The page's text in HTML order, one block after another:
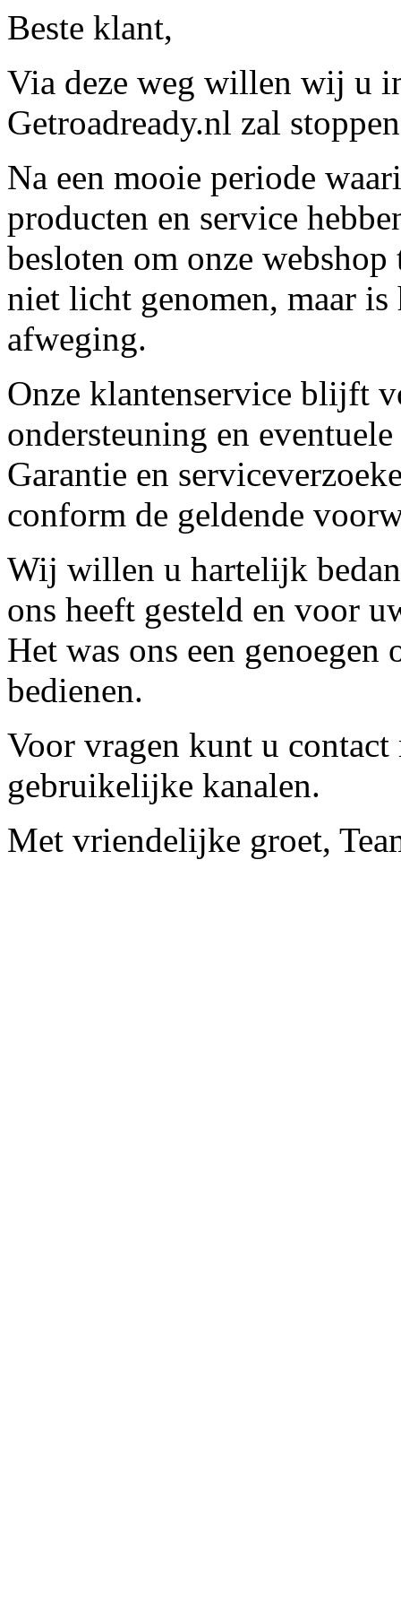
Beste klant,
Via deze weg willen wij u
Getroadready.nl zal
Na een mooie periode
producten en service
besloten om onze
niet licht genomen, maar
afweging.
Onze klantenservice blijft
ondersteuning en
Garantie en
conform de geldende
Wij willen u hartelijk
ons heeft gesteld en voor
Het was ons een
bedienen.
Voor vragen kunt u contact
gebruikelijke kanalen.
Met vriendelijke groet,